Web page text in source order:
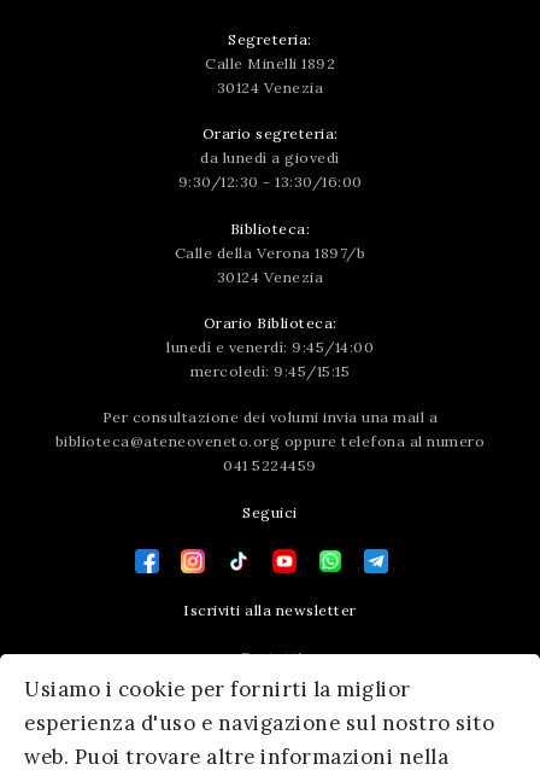
Usiamo i cookie per fornirti la miglior
esperienza d'uso e navigazione sul nostro sito
web. Puoi trovare altre informazioni nella
Segreteria:
Calle Minelli 1892
30124 Venezia
Orario segreteria:
da lunedì a giovedì
9:30/12:30 - 13:30/16:00
Biblioteca:
Calle della Verona 1897/b
30124 Venezia
Orario Biblioteca:
lunedì e venerdì: 9:45/14:00
mercoledì: 9:45/15:15
Per consultazione dei volumi invia una mail a
biblioteca@ateneoveneto.org oppure telefona al numero
041 5224459
Seguici
Iscriviti alla newsletter
Contatti